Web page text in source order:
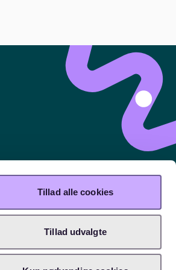
Tillad alle cookies
Tillad udvalgte